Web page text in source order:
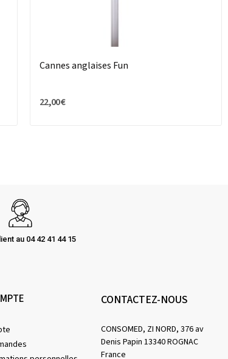
Cannes anglaises Fun
22,00 €
au 04 42 41 44 15
CONTACTEZ-NOUS
CONSOMED, ZI NORD, 376 av
Denis Papin 13340 ROGNAC
France